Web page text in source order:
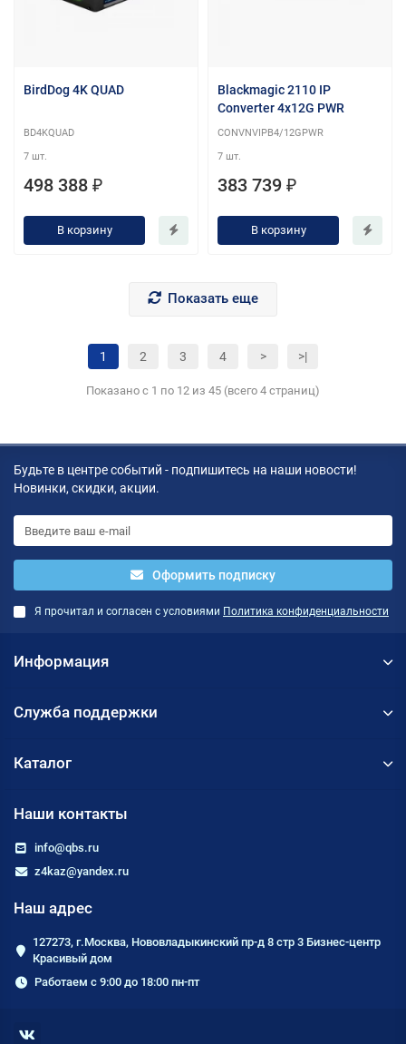
BirdDog 4K QUAD
BD4KQUAD
7 шт.
498 388 ₽
В корзину
Blackmagic 2110 IP
Converter 4x12G PWR
CONVNVIPB4/12GPWR
7 шт.
383 739 ₽
В корзину
Показать еще
1 2 3 4 > >|
Показано с 1 по 12 из 45 (всего 4 страниц)
Будьте в центре событий - подпишитесь на наши новости!
Новинки, скидки, акции.
Оформить подписку
Я прочитал и согласен с условиями Политика конфиденциальности
Информация
Служба поддержки
Каталог
Наши контакты
info@qbs.ru
z4kaz@yandex.ru
Наш адрес
127273, г.Москва, Нововладыкинский пр-д 8 стр 3 Бизнес-центр
Красивый дом
Работаем с 9:00 до 18:00 пн-пт